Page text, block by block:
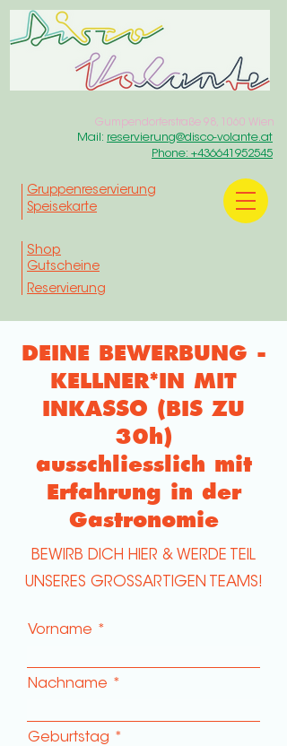
Gumpendorferstraße 98, 1060 Wien
Mail: reservierung@disco-volante.at
Phone: +436641952545
Speisekarte
Gruppenreservierung
Shop
Gutscheine
Reservierung
DEINE BEWERBUNG -
KELLNER*IN MIT
INKASSO (BIS ZU
30h)
ausschliesslich mit
Erfahrung in der
Gastronomie
BEWIRB DICH HIER & WERDE TEIL
UNSERES GROSSARTIGEN TEAMS!
Vorname
Nachname
Geburtstag *